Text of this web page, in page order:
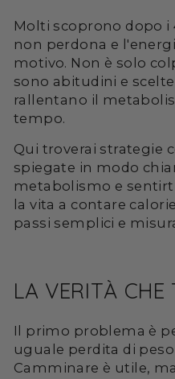
Molti scoprono dopo i
non perdona e
motivo. Non è solo
sono abitudini e
rallentano il
tempo.
Qui troverai strategie
spiegate in modo
metabolismo e
la vita a contare
passi semplici e
LA VERITÀ CHE
Il primo problema è
uguale perdita di
Camminare è utile,